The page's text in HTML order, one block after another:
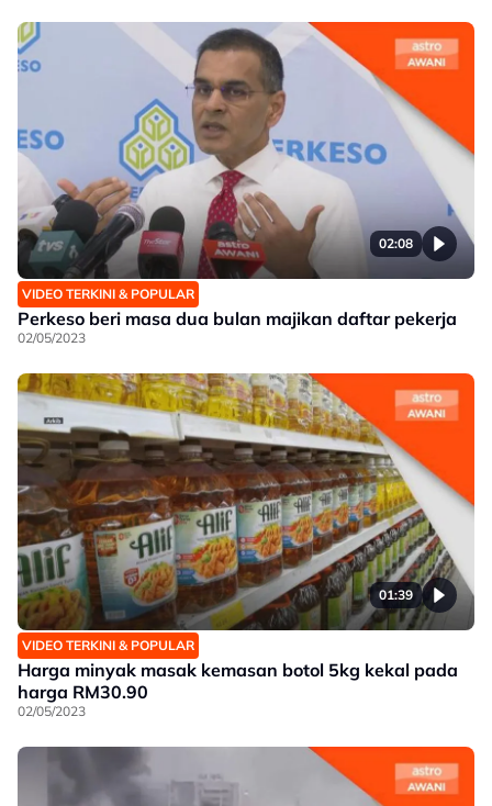
02:08
VIDEO TERKINI & POPULAR
Perkeso beri masa dua bulan majikan daftar pekerja
02/05/2023
01:39
VIDEO TERKINI & POPULAR
Harga minyak masak kemasan botol 5kg kekal pada
harga RM30.90
02/05/2023